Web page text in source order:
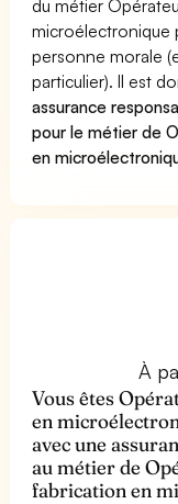
du métier
microélectronique
personne morale
particulier). Il est
assurance
pour le métier de
en
À
Vous êtes
en
avec une
au métier de
fabrication en